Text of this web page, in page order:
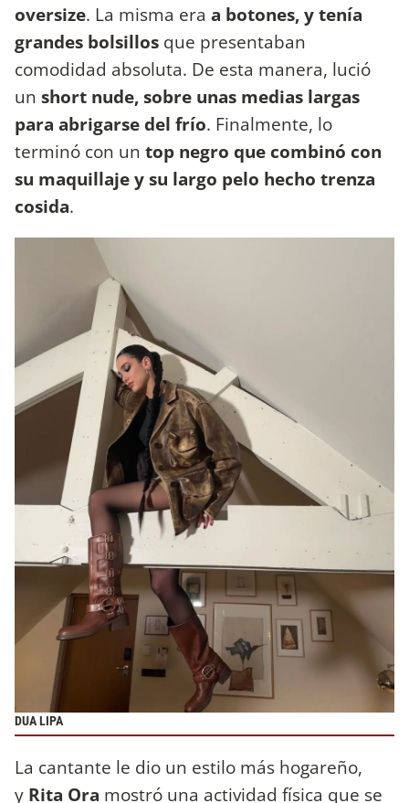
oversize. La misma era a botones, y tenía
grandes bolsillos que presentaban
comodidad absoluta. De esta manera, lució
un short nude, sobre unas medias largas
para abrigarse del frío. Finalmente, lo
terminó con un top negro que combinó con
su maquillaje y su largo pelo hecho trenza
cosida.
DUA LIPA
La cantante le dio un estilo más hogareño,
y Rita Ora mostró una actividad física que se